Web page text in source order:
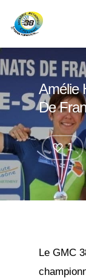
Amélie
De
1
Le GMC